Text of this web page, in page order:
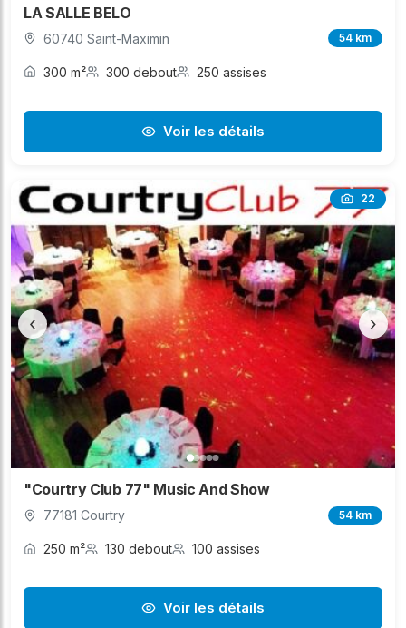
LA SALLE BELO
60740 Saint-Maximin 54 km
300 m² 300 debout 250 assises
Voir les détails
22
‹ ›
"Courtry Club 77" Music And Show
77181 Courtry 54 km
250 m² 130 debout 100 assises
Voir les détails